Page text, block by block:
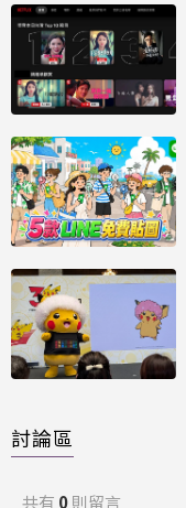
討論區
共有 0則留言